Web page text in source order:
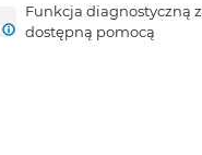
Funkcja diagnostyczną z
dostępną pomocą